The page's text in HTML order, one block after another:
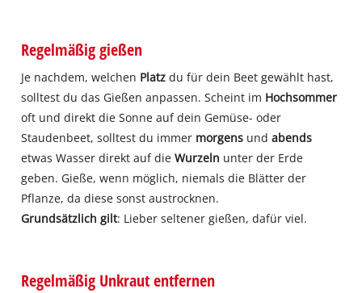
Regelmäßig gießen
Je nachdem, welchen Platzdu für dein Beet gewählt hast,
solltest du das Gießen anpassen. Scheint im Hochsommer
oft und direkt die Sonne auf dein Gemüse- oder
Staudenbeet, solltest du immer morgens undabends
etwas Wasser direkt auf dieWurzeln unter der Erde
geben. Gieße, wenn möglich, niemals die Blätter der
Pflanze, da diese sonst austrocknen.
Grundsätzlich gilt: Lieber seltener gießen, dafür viel.
Regelmäßig Unkraut entfernen